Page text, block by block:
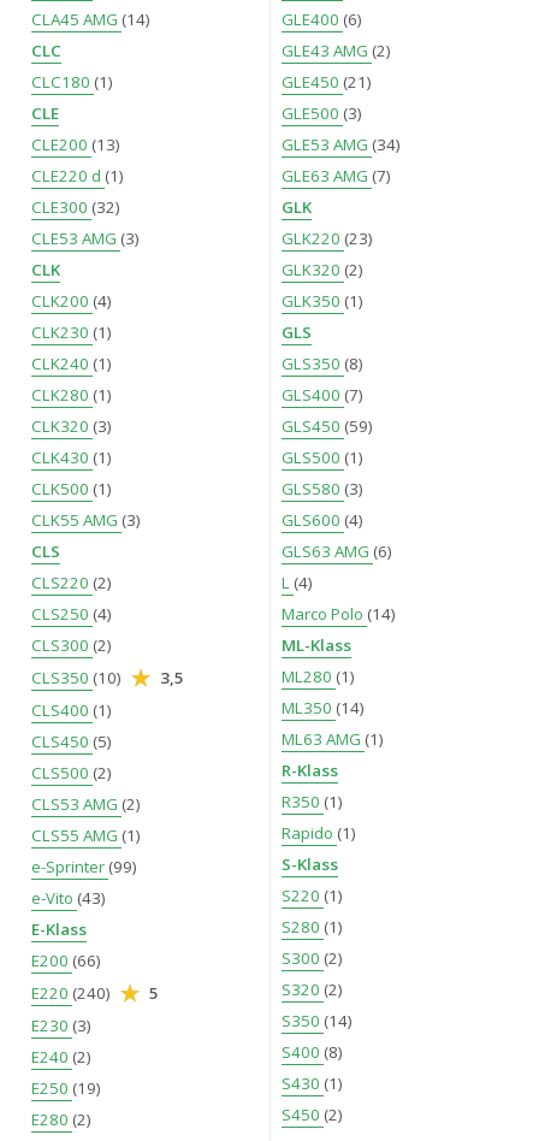
CLA45 AMG (14)
CLC
CLC180 (1)
CLE
CLE200 (13)
CLE220 d (1)
CLE300 (32)
CLE53 AMG (3)
CLK
CLK200 (4)
CLK230 (1)
CLK240 (1)
CLK280 (1)
CLK320 (3)
CLK430 (1)
CLK500 (1)
CLK55 AMG (3)
CLS
CLS220 (2)
CLS250 (4)
CLS300 (2)
CLS350 (10)
3,5
CLS400 (1)
CLS450 (5)
CLS500 (2)
CLS53 AMG (2)
CLS55 AMG (1)
e-Sprinter (99)
e-Vito (43)
E-Klass
E200 (66)
E220 (240)
5
E230 (3)
E240 (2)
E250 (19)
E280 (2)
GLE400 (6)
GLE43 AMG (2)
GLE450 (21)
GLE500 (3)
GLE53 AMG (34)
GLE63 AMG (7)
GLK
GLK220 (23)
GLK320 (2)
GLK350 (1)
GLS
GLS350 (8)
GLS400 (7)
GLS450 (59)
GLS500 (1)
GLS580 (3)
GLS600 (4)
GLS63 AMG (6)
L (4)
Marco Polo (14)
ML-Klass
ML280 (1)
ML350 (14)
ML63 AMG (1)
R-Klass
R350 (1)
Rapido (1)
S-Klass
S220 (1)
S280 (1)
S300 (2)
S320 (2)
S350 (14)
S400 (8)
S430 (1)
S450 (2)